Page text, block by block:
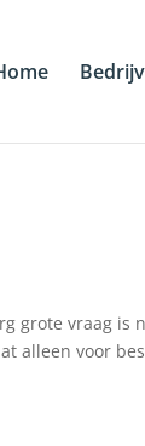
grote vraag is
alleen voor